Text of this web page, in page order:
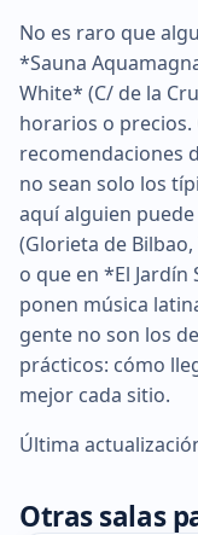
No es raro que
*Sauna
White* (C/ de la
horarios o
recomendaciones
no sean solo los
aquí alguien
(Glorieta de
o que en *El Jardín
ponen música
gente no son los
prácticos: cómo
mejor cada sitio.
Última
Otras salas